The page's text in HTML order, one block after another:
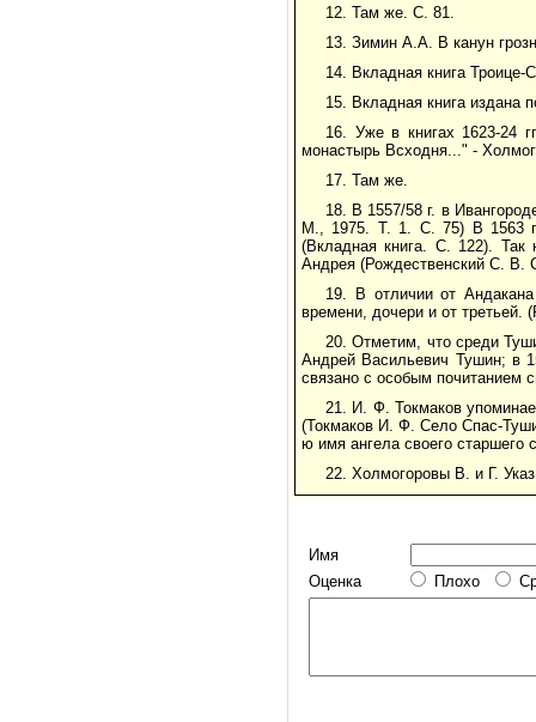
12. Там же. С. 81.
13. Зимин А.А. В канун
14. Вкладная книга
15. Вкладная книга издана
16. Уже в книгах 1623-24
монастырь Всходня..." -
17. Там же.
18. В 1557/58 г. в
М., 1975. Т. 1. С. 75) В 1563
(Вкладная книга. С. 122).
Андрея (Рождественский С. В.
19. В отличии от
времени, дочери и от
20. Отметим, что среди
Андрей Васильевич Тушин; в
связано с особым почитанием
21. И. Ф. Токмаков
(Токмаков И. Ф. Село Спас-
ю имя ангела своего старшего
22. Холмогоровы В. и Г.
Имя
Оценка
Плохо